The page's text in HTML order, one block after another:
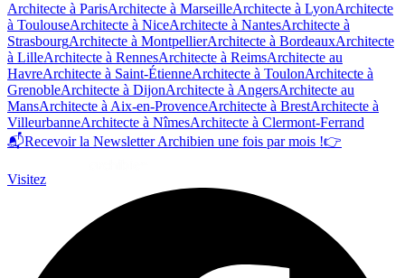
Architecte à ParisArchitecte à MarseilleArchitecte à LyonArchitecte
à ToulouseArchitecte à NiceArchitecte à NantesArchitecte à
StrasbourgArchitecte à MontpellierArchitecte à BordeauxArchitecte
à LilleArchitecte à RennesArchitecte à ReimsArchitecte au
HavreArchitecte à Saint-ÉtienneArchitecte à ToulonArchitecte à
GrenobleArchitecte à DijonArchitecte à AngersArchitecte au
MansArchitecte à Aix-en-ProvenceArchitecte à BrestArchitecte à
VilleurbanneArchitecte à NîmesArchitecte à Clermont-Ferrand
📬Recevoir la Newsletter Archibien une fois par mois !👉
Visitez